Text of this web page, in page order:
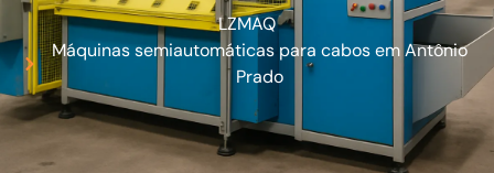
LZMAQ
Máquinas semiautomáticas para cabos em Antônio
Prado